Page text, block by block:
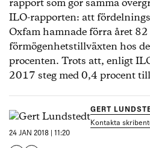
rapport som gör samma
ILO-rapporten: att
Oxfam hamnade förra året
förmögenhetstillväxten hos
procenten. Trots att, enligt
2017 steg med 0,4 procent
GERT
Kontakta
24 JAN 2018 | 11:20